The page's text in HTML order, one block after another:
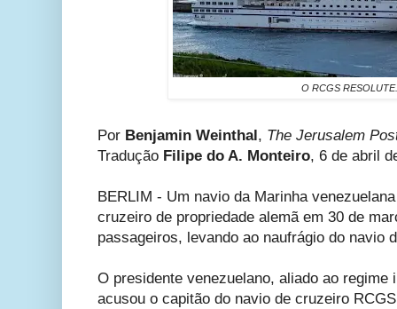
O RCGS
Por Benjamin Weinthal , The Jerusalem
Tradução Filipe do A. Monteiro, 6 de abril
BERLIM - Um navio da Marinha
cruzeiro de propriedade alemã em 30 de
passageiros, levando ao naufrágio do navio
O presidente venezuelano, aliado ao regime
acusou o capitão do navio de cruzeiro